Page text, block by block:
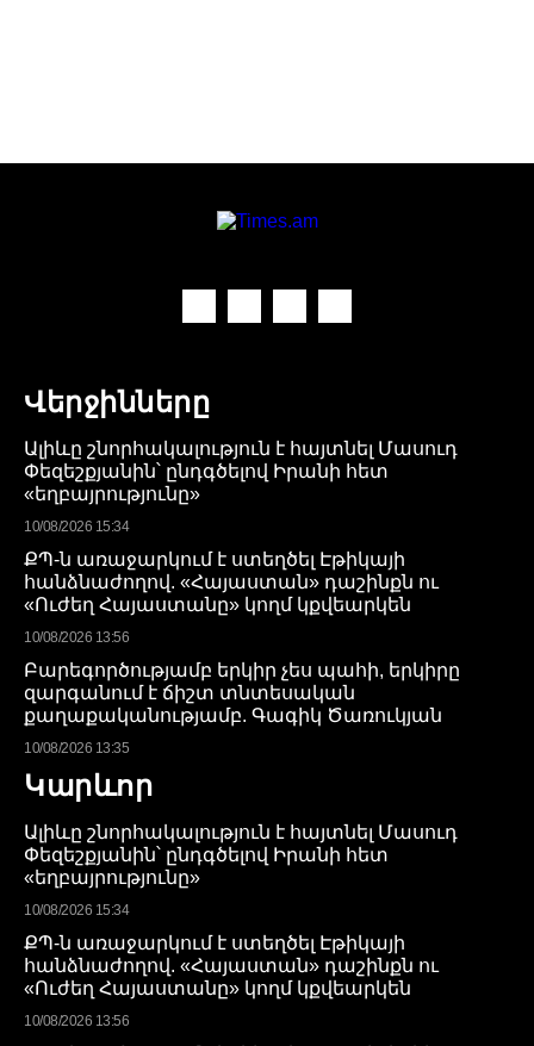
Վերջինները
Ալիևը շնորհակալություն է հայտնել Մասուդ
Փեզեշքյանին՝ ընդգծելով Իրանի հետ
«եղբայրությունը»
10/08/2026 15:34
ՔՊ-ն առաջարկում է ստեղծել Էթիկայի
հանձնաժողով. «Հայաստան» դաշինքն ու
«Ուժեղ Հայաստանը» կողմ կքվեարկեն
10/08/2026 13:56
Բարեգործությամբ երկիր չես պահի, երկիրը
զարգանում է ճիշտ տնտեսական
քաղաքականությամբ. Գագիկ Ծառուկյան
10/08/2026 13:35
Կարևոր
Ալիևը շնորհակալություն է հայտնել Մասուդ
Փեզեշքյանին՝ ընդգծելով Իրանի հետ
«եղբայրությունը»
10/08/2026 15:34
ՔՊ-ն առաջարկում է ստեղծել Էթիկայի
հանձնաժողով. «Հայաստան» դաշինքն ու
«Ուժեղ Հայաստանը» կողմ կքվեարկեն
10/08/2026 13:56